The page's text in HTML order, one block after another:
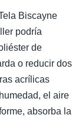
Biscayne
podría
de
o reducir dos
acrílicas
el aire
absorba la